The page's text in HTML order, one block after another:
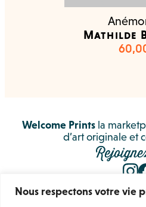
Nous respectons votre vie
Mathilde
Welcome Printsla
d’art originale et
Conditions